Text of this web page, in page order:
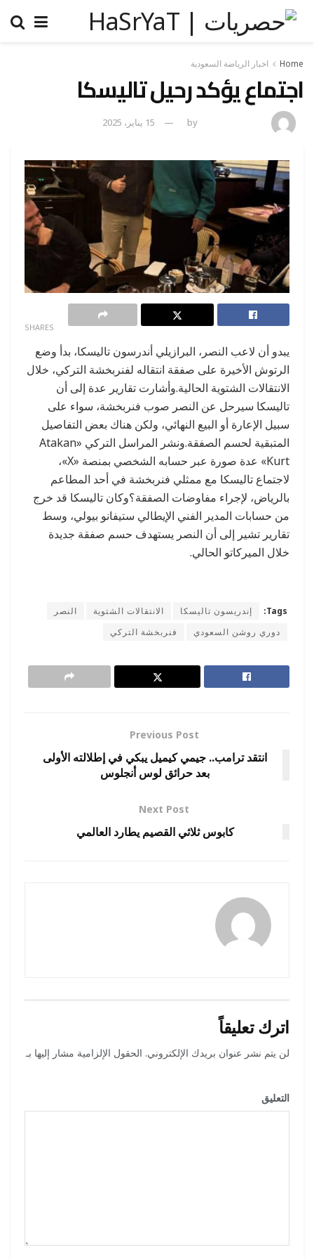
Home اخبار الرياضة السعودية
اجتماع يؤكد رحيل تاليسكا
by 15 يناير، 2025
SHARES
يبدو أن ﻻعب النصر، البرازيلي أندرسون تاليسكا، بدأ وضع
الرتوش الأخيرة على صفقة انتقاله لفنربخشة التركي، خلال
الانتقالات الشتوية الحالية.وأشارت تقارير عدة إلى أن
تاليسكا سيرحل عن النصر صوب فنربخشة، سواء على
سبيل الإعارة أو البيع النهائي، ولكن هناك بعض التفاصيل
المتبقية لحسم الصفقة.ونشر المراسل التركي «Atakan
Kurt» عدة صورة عبر حسابه الشخصي بمنصة «X»،
لاجتماع تاليسكا مع ممثلي فنربخشة في أحد المطاعم
بالرياض، لإجراء مفاوضات الصفقة؟وكان تاليسكا قد خرج
من حسابات المدير الفني الإيطالي ستيفانو بيولي، وسط
تقارير تشير إلى أن النصر يستهدف حسم صفقة جديدة
خلال الميركاتو الحالي.
Tags: إندريسون تاليسكا الانتقالات الشتوية
النصر
دوري روشن السعودي
فنربخشة التركي
Previous Post
انتقد ترامب.. جيمي كيميل يبكي في إطلالته الأولى
بعد حرائق لوس أنجلوس
Next Post
كابوس ثلاثي القصيم يطارد العالمي
اترك تعليقاً
لن يتم نشر عنوان بريدك الإلكتروني. الحقول الإلزامية مشار إليها بـ
التعليق